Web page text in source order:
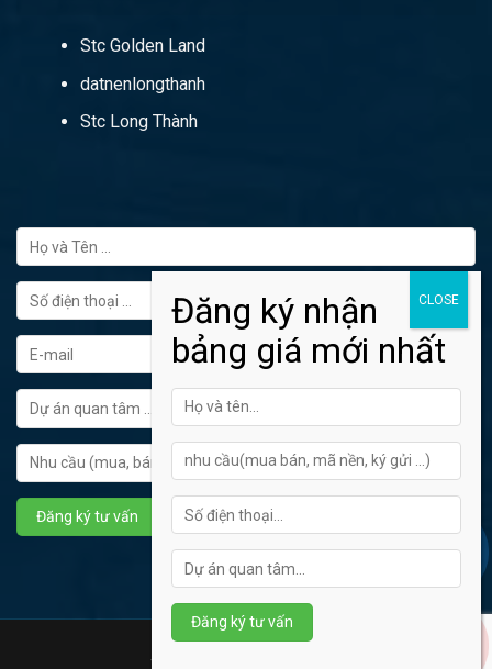
Stc Golden Land
datnenlongthanh
Stc Long Thành
Hotline tư vấn: 0902445272
FORM ĐĂNG KÝ TƯ VẤN